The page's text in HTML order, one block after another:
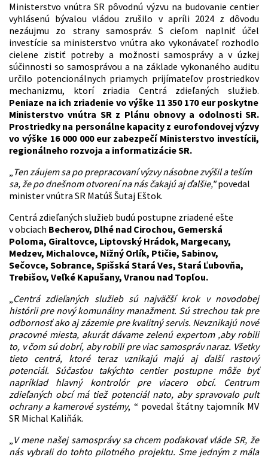
Ministerstvo vnútra SR pôvodnú výzvu na budovanie centier
vyhlásenú bývalou vládou zrušilo v apríli 2024 z dôvodu
nezáujmu zo strany samospráv. S cieľom naplniť účel
investície sa ministerstvo vnútra ako vykonávateľ rozhodlo
cielene zistiť potreby a možnosti samosprávy a v úzkej
súčinnosti so samosprávou a na základe vykonaného auditu
určilo potencionálnych priamych prijímateľov prostriedkov
mechanizmu, ktorí zriadia Centrá zdieľaných služieb.
Peniaze na ich zriadenie vo výške 11 350 170 eur poskytne
Ministerstvo vnútra SR z Plánu obnovy a odolnosti SR.
Prostriedky na personálne kapacity z eurofondovej výzvy
vo výške 16 000 000 eur zabezpečí Ministerstvo investícii,
regionálneho rozvoja a informatizácie SR.
„ Ten záujem sa po prepracovaní výzvy násobne zvýšil a teším
sa, že po dnešnom otvorení na nás čakajú aj ďalšie,"povedal
minister vnútra SR Matúš Šutaj Eštok.
Centrá zdieľaných služieb budú postupne zriadené ešte
v obciach Becherov, Dlhé nad Cirochou, Gemerská
Poloma, Giraltovce, Liptovský Hrádok, Margecany,
Medzev, Michalovce, Nižný Orlík, Ptičie, Sabinov,
Sečovce, Sobrance, Spišská Stará Ves, Stará Ľubovňa,
Trebišov, Veľké Kapušany, Vranou nad Topľou.
„Centrá zdieľaných služieb sú najväčší krok v novodobej
histórii pre nový komunálny manažment. Sú strechou tak pre
odbornosť ako aj zázemie pre kvalitný servis. Nevznikajú nové
pracovné miesta, akurát dávame zelenú expertom ,aby robili
to, v čom sú dobrí, aby robili pre viac samospráv naraz. Všetky
tieto centrá, ktoré teraz vznikajú majú aj ďalší rastový
potenciál. Súčasťou takýchto centier postupne môže byť
napríklad hlavný kontrolór pre viacero obcí. Centrum
zdieľaných obcí má tiež potenciál nato, aby spravovalo pult
ochrany a kamerové systémy, “ povedal štátny tajomník MV
SR Michal Kaliňák.
„V mene našej samosprávy sa chcem poďakovať vláde SR, že
nás vybrali do tohto pilotného projektu. Sme jedným z mála